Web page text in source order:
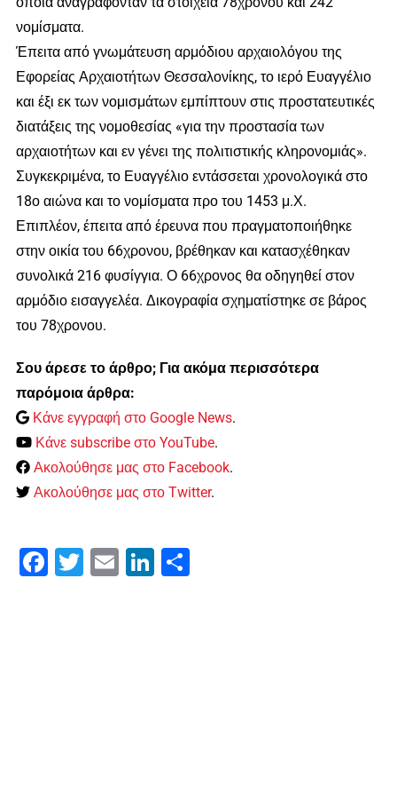
νομίσματα.
Έπειτα από γνωμάτευση αρμόδιου αρχαιολόγου της
Εφορείας Αρχαιοτήτων Θεσσαλονίκης, το ιερό Ευαγγέλιο
και έξι εκ των νομισμάτων εμπίπτουν στις προστατευτικές
διατάξεις της νομοθεσίας «για την προστασία των
αρχαιοτήτων και εν γένει της πολιτιστικής κληρονομιάς».
Συγκεκριμένα, το Ευαγγέλιο εντάσσεται χρονολογικά στο
18ο αιώνα και το νομίσματα προ του 1453 μ.Χ.
Επιπλέον, έπειτα από έρευνα που πραγματοποιήθηκε
στην οικία του 66χρονου, βρέθηκαν και κατασχέθηκαν
συνολικά 216 φυσίγγια. Ο 66χρονος θα οδηγηθεί στον
αρμόδιο εισαγγελέα. Δικογραφία σχηματίστηκε σε βάρος
του 78χρονου.
Σου άρεσε το άρθρο; Για ακόμα περισσότερα
παρόμοια άρθρα:
Κάνε εγγραφή στο Google News.
Κάνε subscribe στο YouTube.
Ακολούθησε μας στο Facebook.
Ακολούθησε μας στο Twitter.
Facebook
Twitter Email LinkedIn